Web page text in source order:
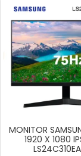
MONITOR
1920 X 1080